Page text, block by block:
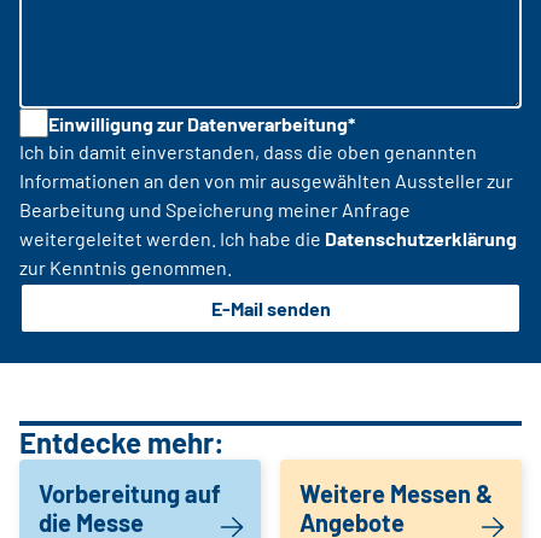
Einwilligung zur Datenverarbeitung*
Ich bin damit einverstanden, dass die oben genannten
Informationen an den von mir ausgewählten Aussteller zur
Bearbeitung und Speicherung meiner Anfrage
weitergeleitet werden. Ich habe die Datenschutzerklärung
zur Kenntnis genommen.
E-Mail senden
Entdecke mehr:
Vorbereitung auf
die Messe
Weitere Messen &
Angebote